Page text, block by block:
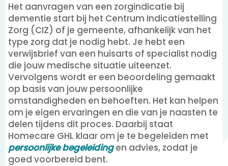
Het aanvragen van een zorgindicatie bij
dementie start bij het Centrum Indicatiestelling
Zorg (CIZ) of je gemeente, afhankelijk van het
type zorg dat je nodig hebt. Je hebt een
verwijsbrief van een huisarts of specialist nodig
die jouw medische situatie uiteenzet.
Vervolgens wordt er een beoordeling gemaakt
op basis van jouw persoonlijke
omstandigheden en behoeften. Het kan helpen
om je eigen ervaringen en die van je naasten te
delen tijdens dit proces. Daarbij staat
Homecare GHL klaar om je te begeleiden met
persoonlijke begeleidingen advies, zodat je
goed voorbereid bent.